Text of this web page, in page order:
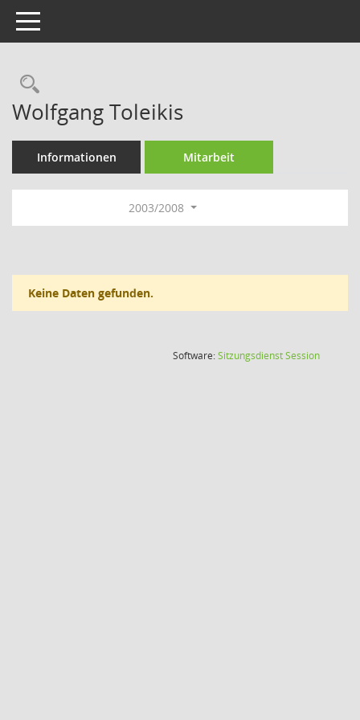
Toggle navigation
Rechercheauswahl
Wolfgang Toleikis
Informationen Mitarbeit
2003/2008
Keine Daten gefunden.
Software:SitzungsdienstSession(Wird in